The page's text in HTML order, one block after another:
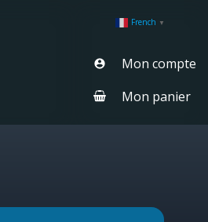
French ▼
Mon compte
Mon panier